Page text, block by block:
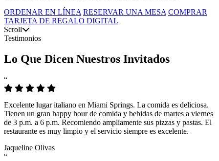
ORDENAR EN LÍNEA RESERVAR UNA MESA COMPRAR
TARJETA DE REGALO DIGITAL
Scroll
Testimonios
Lo Que Dicen Nuestros Invitados
“
Excelente lugar italiano en Miami Springs. La comida es deliciosa.
Tienen un gran happy hour de comida y bebidas de martes a viernes
de 3 p.m. a 6 p.m. Recomiendo ampliamente sus pizzas y pastas. El
restaurante es muy limpio y el servicio siempre es excelente.
Jaqueline Olivas
“